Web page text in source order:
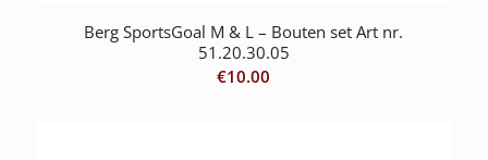
Berg SportsGoal M & L – Bouten set Art nr.
51.20.30.05
€10.00